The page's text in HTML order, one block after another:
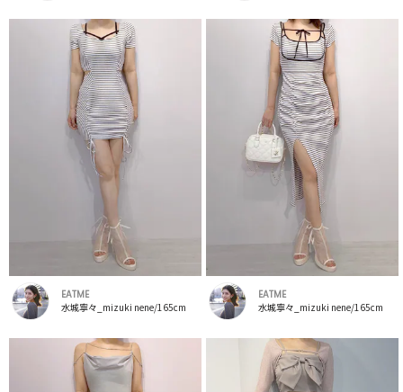
EATME
水城寧々_mizuki nene/165cm
EATME
水城寧々_mizuki nene/165cm